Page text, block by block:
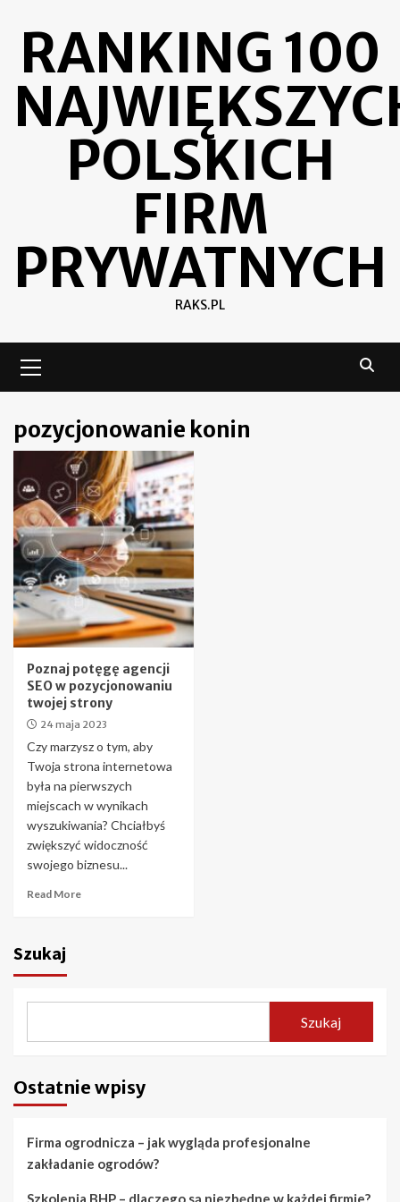
contentRANKING 100
POLSKICH
FIRM
PRYWATNYCH
RAKS.PL
Menu
pozycjonowanie konin
Poznaj potęgę agencji
SEO w pozycjonowaniu
twojej strony
24 maja 2023
Czy marzysz o tym, aby
Twoja strona internetowa
była na pierwszych
miejscach w wynikach
wyszukiwania? Chciałbyś
zwiększyć widoczność
swojego biznesu...
Read More
Szukaj
Szukaj
Ostatnie wpisy
Firma ogrodnicza – jak wygląda profesjonalne
zakładanie ogrodów?
Szkolenia BHP – dlaczego są niezbędne w każdej firmie?